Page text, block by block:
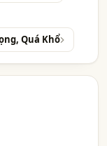
Quá Khổ